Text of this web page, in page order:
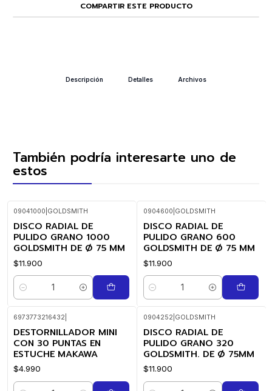
COMPARTIR ESTE PRODUCTO
Descripción Detalles Archivos
También podría interesarte uno de
estos
09041000 GOLDSMITH
DISCO RADIAL DE
PULIDO GRANO 1000
GOLDSMITH DE Ø 75 MM
$11.900
Cantidad
0904600 GOLDSMITH
DISCO RADIAL DE
PULIDO GRANO 600
GOLDSMITH DE Ø 75 MM
$11.900
Cantidad
6973773216432
DESTORNILLADOR MINI
CON 30 PUNTAS EN
ESTUCHE MAKAWA
$4.990
0904252 GOLDSMITH
DISCO RADIAL DE
PULIDO GRANO 320
GOLDSMITH. DE Ø 75MM
$11.900